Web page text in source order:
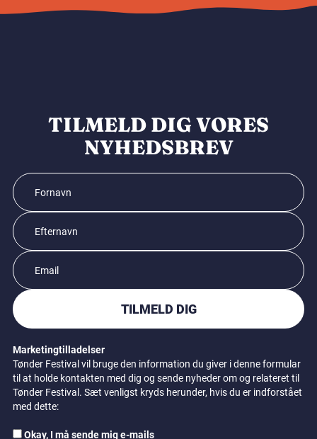
TILMELD DIG VORES
NYHEDSBREV
TILMELD DIG
Marketingtilladelser
Tønder Festival vil bruge den information du giver i denne formular
til at holde kontakten med dig og sende nyheder om og relateret til
Tønder Festival. Sæt venligst kryds herunder, hvis du er indforstået
med dette:
Okay, I må sende mig e-mails